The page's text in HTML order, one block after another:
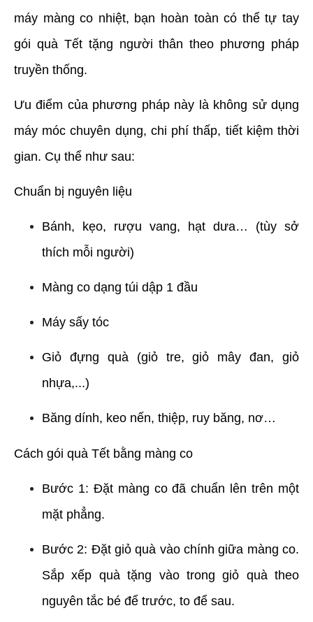
máy màng co nhiệt, bạn hoàn toàn có thể tự tay
gói quà Tết tặng người thân theo phương pháp
truyền thống.
Ưu điểm của phương pháp này là không sử dụng
máy móc chuyên dụng, chi phí thấp, tiết kiệm thời
gian. Cụ thể như sau:
Chuẩn bị nguyên liệu
Bánh, kẹo, rượu vang, hạt dưa… (tùy sở
thích mỗi người)
Màng co dạng túi dập 1 đầu
Máy sấy tóc
Giỏ đựng quà (giỏ tre, giỏ mây đan, giỏ
nhựa,...)
Băng dính, keo nến, thiệp, ruy băng, nơ…
Cách gói quà Tết bằng màng co
Bước 1: Đặt màng co đã chuẩn lên trên một
mặt phẳng.
Bước 2: Đặt giỏ quà vào chính giữa màng co.
Sắp xếp quà tặng vào trong giỏ quà theo
nguyên tắc bé để trước, to để sau.